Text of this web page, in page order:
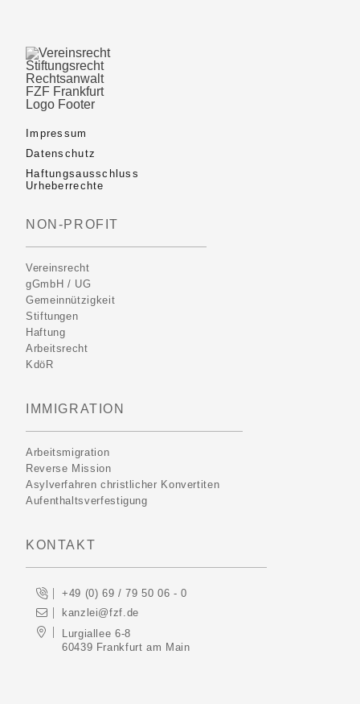
Impressum
Datenschutz
Haftungsausschluss
Urheberrechte
NON-PROFIT
Vereinsrecht
gGmbH / UG
Gemeinnützigkeit
Stiftungen
Haftung
Arbeitsrecht
KdöR
IMMIGRATION
Arbeitsmigration
Reverse Mission
Asylverfahren christlicher Konvertiten
Aufenthaltsverfestigung
KONTAKT
+49 (0) 69 / 79 50 06 - 0
kanzlei@fzf.de
Lurgiallee 6-8
60439 Frankfurt am Main